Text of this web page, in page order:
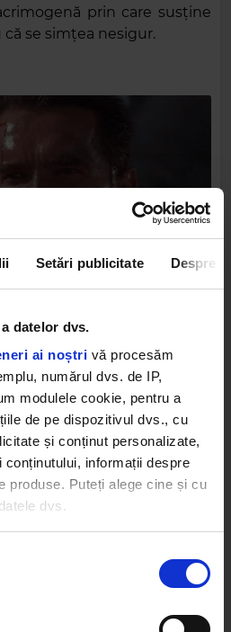
Setări publicitate Despre
datelor dvs.
ai noștri vă procesăm
numărul dvs. de IP,
modulele cookie, pentru a
de pe dispozitivul dvs., cu
și conținut personalizate,
informații despre
produse. Puteți alege cine și cu
dvs.
cu privire la locația dvs.
dispozitivul scanândul-l în mod
prin care susține
se simțea nesigur.
că nu se va mai întâmpla
vrea să te piardă.